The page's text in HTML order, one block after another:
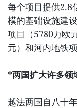
每个项目提供2.8
模的基础设施建
项目（5780万欧
元）和河内地铁
*两国扩大许多领
越法两国自八十